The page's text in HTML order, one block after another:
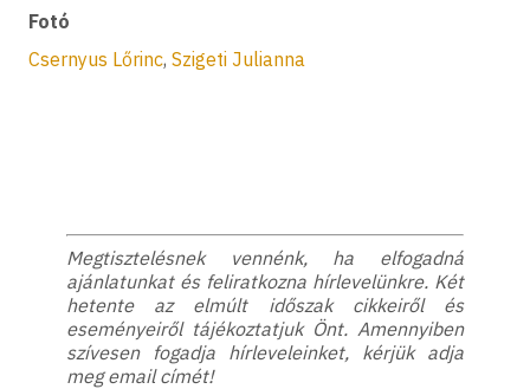
Fotó
Csernyus Lőrinc, Szigeti Julianna
Megtisztelésnek vennénk, ha elfogadná
ajánlatunkat és feliratkozna hírlevelünkre. Két
hetente az elmúlt időszak cikkeiről és
eseményeiről tájékoztatjuk Önt. Amennyiben
szívesen fogadja hírleveleinket, kérjük adja
meg email címét!